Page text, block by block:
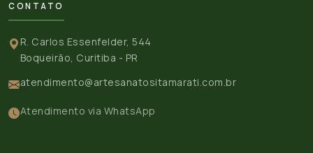
CONTATO
R. Carlos Essenfelder, 544
Boqueirão, Curitiba - PR
atendimento@artesanatositamarati.com.br
Atendimento via WhatsApp